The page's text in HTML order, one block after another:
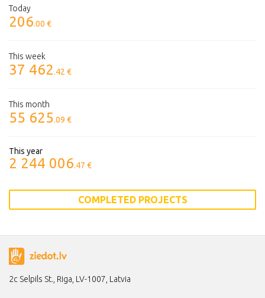
Today
206.00 €
This week
37 462.42 €
This month
55 625.09 €
This year
2 244 006.47 €
COMPLETED PROJECTS
2c Selpils St., Riga, LV-1007, Latvia